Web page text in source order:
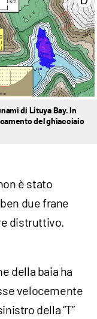
di Lituya Bay. In
del ghiacciaio
è stato
due frane
distruttivo.
della baia ha
velocemente
della “T”